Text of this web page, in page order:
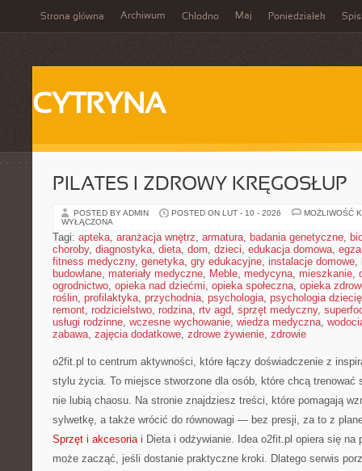
Strona główna Archiwum Chłodno Maj Poniedziałek Spis
CYTRYNA
PILATES I ZDROWY KRĘGOSŁUP
POSTED BY ADMIN POSTED ON LUT - 10 - 2026
MOŻLIWOŚĆ
WYŁĄCZONA
Tagi: apteka, aranżacja wnętrz, armatura, badania genetyczne,
choroby, diagnostyka, dieta, dom, dzieci, edukacja domowa,
fitness medyczny, genetyka, gry edukacyjne, instalacje domowe,
budowlane, materiały medyczne, Meble, medycyna, mieszkanie,
ogrodnictwo, opieka nad dziećmi, opieka społeczna, opieka
roślin, profilaktyka, przychodnia, psychologia, psychologia
remont, rodzicielstwo, rodzina, rtv agd, sprzęt medyczny,
usługi rodzinne, wczesne wychowanie, wiedza medyczna,
zabawa, zajęcia dodatkowe, zdrowe żywienie, zdrowie
o2fit.pl to centrum aktywności, które łączy doświadczenie z
stylu życia. To miejsce stworzone dla osób, które chcą trenować
nie lubią chaosu. Na stronie znajdziesz treści, które pomagają
sylwetkę, a także wrócić do równowagi — bez presji, za to z
Sprzęt i akcesoriai Dieta i odżywianie. Idea o2fit.pl opiera się na
może zacząć, jeśli dostanie praktyczne kroki. Dlatego serwis